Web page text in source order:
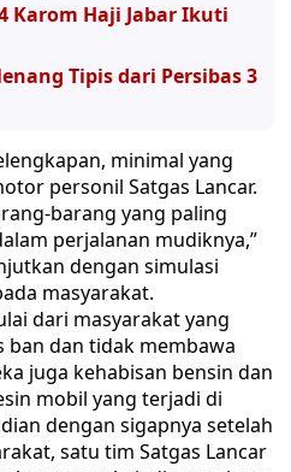
Karom Haji Jabar Ikuti
Tipis dari Persibas 3
minimal yang
personil Satgas Lancar.
barang yang paling
perjalanan mudiknya,”
dengan simulasi
masyarakat.
dari masyarakat yang
ban dan tidak membawa
juga kehabisan bensin dan
mobil yang terjadi di
dengan sigapnya setelah
satu tim Satgas Lancar